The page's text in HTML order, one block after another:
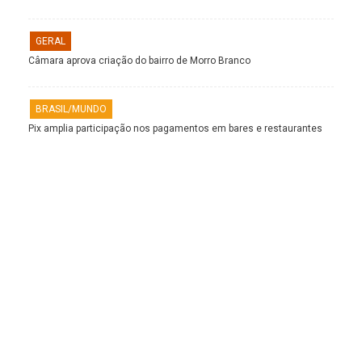
GERAL
Câmara aprova criação do bairro de Morro Branco
BRASIL/MUNDO
Pix amplia participação nos pagamentos em bares e restaurantes